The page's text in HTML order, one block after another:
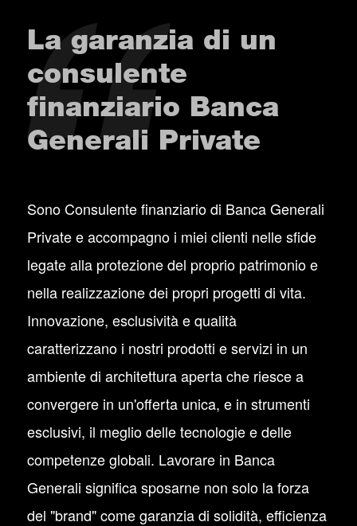
La garanzia di un
consulente
finanziario Banca
Generali Private
Sono Consulente finanziario di Banca Generali
Private e accompagno i miei clienti nelle sfide
legate alla protezione del proprio patrimonio e
nella realizzazione dei propri progetti di vita.
Innovazione, esclusività e qualità
caratterizzano i nostri prodotti e servizi in un
ambiente di architettura aperta che riesce a
convergere in un'offerta unica, e in strumenti
esclusivi, il meglio delle tecnologie e delle
competenze globali. Lavorare in Banca
Generali significa sposarne non solo la forza
del "brand" come garanzia di solidità, efficienza